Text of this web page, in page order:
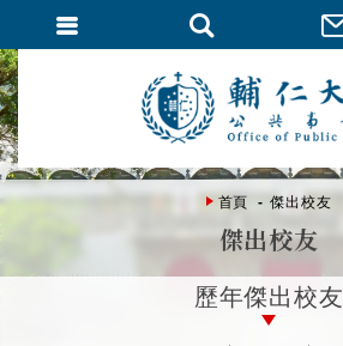
首頁 傑出校友
傑出校友
歷年傑出校友